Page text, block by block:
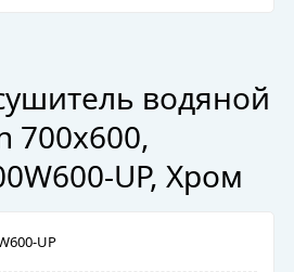
водяной
700x600,
UP, Хром
UP